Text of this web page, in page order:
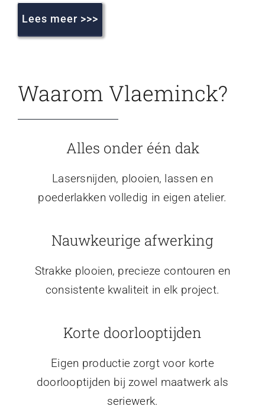
Lees meer >>>
Waarom Vlaeminck?
Alles onder één dak
Lasersnijden, plooien, lassen en
poederlakken volledig in eigen atelier.
Nauwkeurige afwerking
Strakke plooien, precieze contouren en
consistente kwaliteit in elk project.
Korte doorlooptijden
Eigen productie zorgt voor korte
doorlooptijden bij zowel maatwerk als
seriewerk.